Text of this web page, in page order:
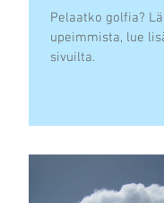
Pelaatko golfia?
upeimmista, lue
sivuilta.